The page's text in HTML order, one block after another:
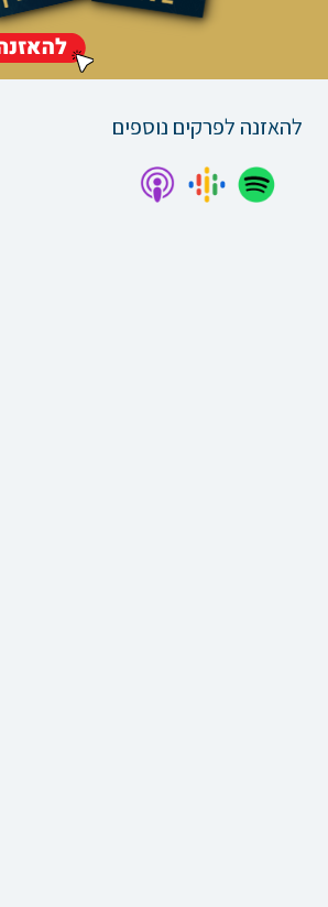
להאזנה לפרקים נוספים